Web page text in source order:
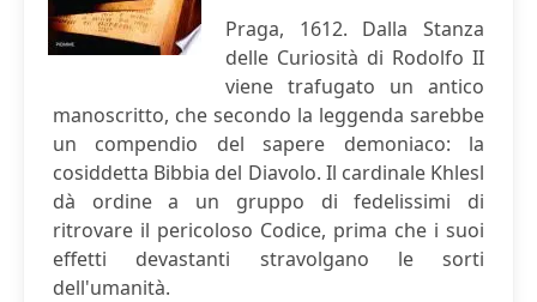
Praga, 1612. Dalla Stanza
delle Curiosità di Rodolfo II
viene trafugato un antico
manoscritto, che secondo la leggenda sarebbe
un compendio del sapere demoniaco: la
cosiddetta Bibbia del Diavolo. Il cardinale Khlesl
dà ordine a un gruppo di fedelissimi di
ritrovare il pericoloso Codice, prima che i suoi
effetti devastanti stravolgano le sorti
dell'umanità.